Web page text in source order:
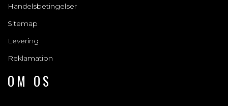
Handelsbetingelser
Sitemap
Levering
Reklamation
OM OS